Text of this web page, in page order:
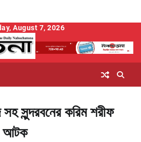
August 7, 2026
সুন্দরবনের করিম শরীফ
আটক